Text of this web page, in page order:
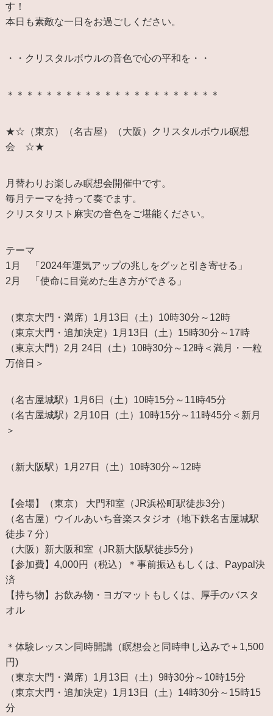
す！
本日も素敵な一日をお過ごしください。
・・クリスタルボウルの音色で心の平和を・・
＊＊＊＊＊＊＊＊＊＊＊＊＊＊＊＊＊＊＊＊＊＊
★☆（東京）（名古屋）（大阪）クリスタルボウル瞑想
会 ☆★
月替わりお楽しみ瞑想会開催中です。
毎月テーマを持って奏でます。
クリスタリスト麻実の音色をご堪能ください。
テーマ
1月 「2024年運気アップの兆しをグッと引き寄せる」
2月 「使命に目覚めた生き方ができる」
（東京大門・満席）1月13日（土）10時30分～12時
（東京大門・追加決定）1月13日（土）15時30分～17時
（東京大門）2月 24日（土）10時30分～12時＜満月・一粒
万倍日＞
（名古屋城駅）1月6日（土）10時15分～11時45分
（名古屋城駅）2月10日（土）10時15分～11時45分＜新月
＞
（新大阪駅）1月27日（土）10時30分～12時
【会場】（東京） 大門和室（JR浜松町駅徒歩3分）
（名古屋）ウイルあいち音楽スタジオ（地下鉄名古屋城駅
徒歩７分）
（大阪）新大阪和室（JR新大阪駅徒歩5分）
【参加費】4,000円（税込）＊事前振込もしくは、Paypal決
済
【持ち物】お飲み物・ヨガマットもしくは、厚手のバスタ
オル
＊体験レッスン同時開講（瞑想会と同時申し込みで＋1,500
円)
（東京大門・満席）1月13日（土）9時30分～10時15分
（東京大門・追加決定）1月13日（土）14時30分～15時15
分